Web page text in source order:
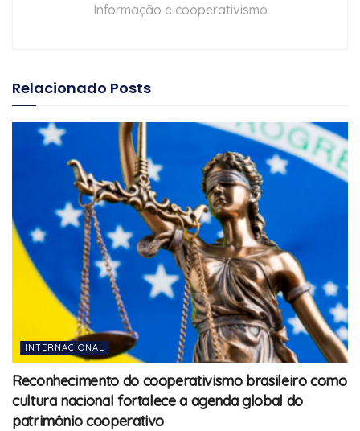
Informação e cooperativismo
Relacionado Posts
INTERNACIONAL
Reconhecimento do cooperativismo brasileiro como
cultura nacional fortalece a agenda global do
patrimônio cooperativo